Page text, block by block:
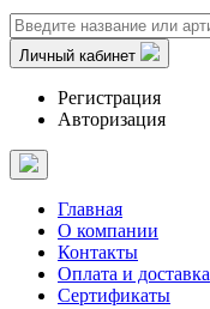
Личный кабинет
Регистрация
Авторизация
Главная
О компании
Контакты
Оплата и доставка
Сертификаты